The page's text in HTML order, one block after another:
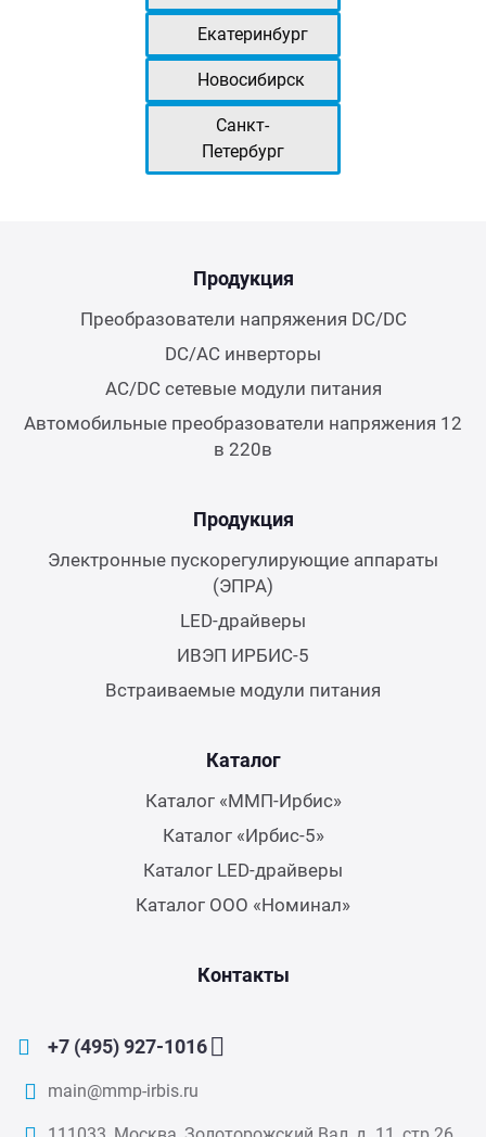
Екатеринбург
Новосибирск
Санкт-
Петербург
Продукция
Преобразователи напряжения DC/DC
DC/AC инверторы
AC/DC сетевые модули питания
Автомобильные преобразователи напряжения 12
в 220в
Продукция
Электронные пускорегулирующие аппараты
(ЭПРА)
LED-драйверы
ИВЭП ИРБИС-5
Встраиваемые модули питания
Каталог
Каталог «ММП-Ирбис»
Каталог «Ирбис-5»
Каталог LED-драйверы
Каталог ООО «Номинал»
Контакты
+7 (495) 927-1016
main@mmp-irbis.ru